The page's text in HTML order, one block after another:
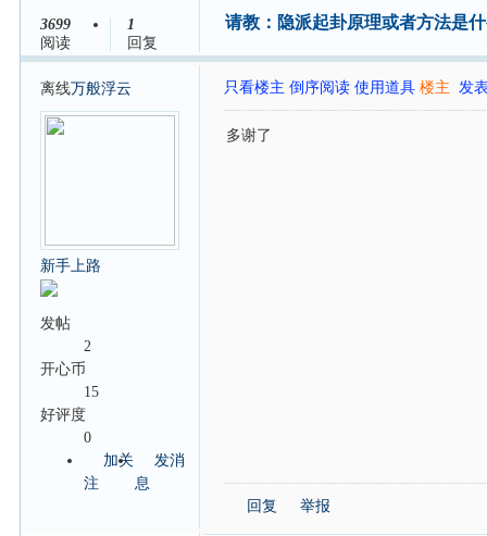
3699
阅读
1
回复
请教：隐派起卦原理或者方法是
离线万般浮云
新手上路
发帖
2
开心币
15
好评度
0
加关
注
发消
息
只看楼主 倒序阅读 使用道具 楼主 发
多谢了
回复 举报